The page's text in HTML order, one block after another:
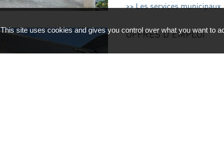
Les services municipaux
OFFRES D'EMPLOI
De façon ponctuelle, la
This site uses cookies and gives you control over what you want to